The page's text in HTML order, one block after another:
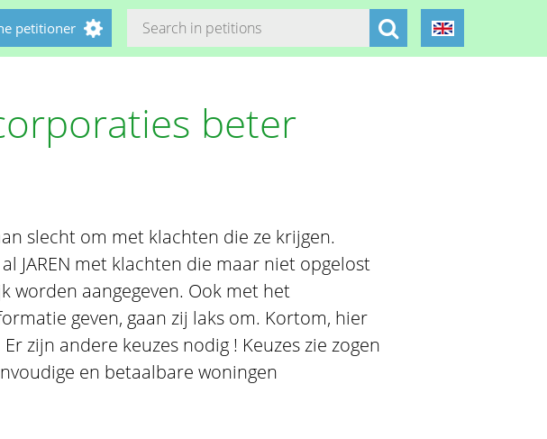
petitioner
beter
slecht om met klachten die ze krijgen.
JAREN met klachten die maar niet opgelost
worden aangegeven. Ook met het
geven, gaan zij laks om. Kortom, hier
zijn andere keuzes nodig ! Keuzes zie zogen
en betaalbare woningen